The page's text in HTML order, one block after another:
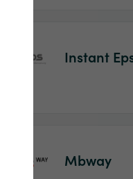
Instant
Mbway